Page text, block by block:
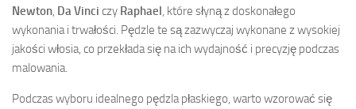
Newton, Da Vinci czy Raphael, które słyną z doskonałego
wykonania i trwałości. Pędzle te są zazwyczaj wykonane z wysokiej
jakości włosia, co przekłada się na ich wydajność i precyzję podczas
malowania.
Podczas wyboru idealnego pędzla płaskiego, warto wzorować się